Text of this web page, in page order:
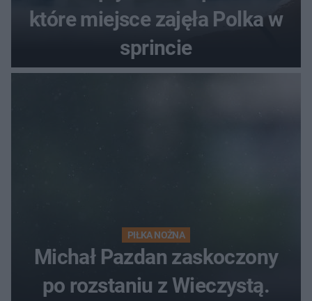
które miejsce zajęła Polka w
sprincie
PIŁKA NOŻNA
Michał Pazdan zaskoczony
po rozstaniu z Wieczystą.